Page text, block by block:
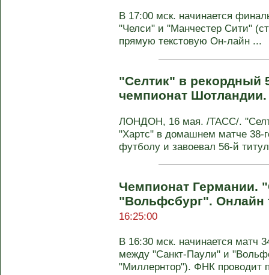
В 17:00 мск. начинается
"Челси" и "Манчестер Сити"
прямую текстовую Он-лайн ...
"Селтик" в рекордный
чемпионат
ЛОНДОН, 16 мая. /ТАСС/.
"Хартс" в домашнем матче 38-
футболу и завоевал 56-й
Чемпионат Германии.
"Вольфсбург". Онлайн
16:25:00
В 16:30 мск. начинается матч
между "Санкт-Паули" и
"Миллернтор"). ФНК проводит